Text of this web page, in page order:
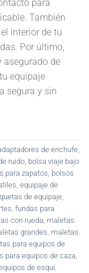
para
También
interior de tu
Por último,
asegurado de
equipaje
segura y sin
de enchufe
ruido bolsa viaje bajo
para zapatos bolsos
equipaje de
de equipaje
fundas para
con rueda maletas
grandes maletas
para equipos de
para equipos de caza
de esqui